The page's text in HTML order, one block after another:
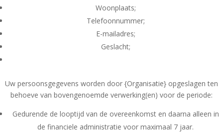
Woonplaats;
Telefoonnummer;
E-mailadres;
Geslacht;
Uw persoonsgegevens worden door {Organisatie} opgeslagen ten
behoeve van bovengenoemde verwerking(en) voor de periode:
Gedurende de looptijd van de overeenkomst en daarna alleen in
de financiele administratie voor maximaal 7 jaar.